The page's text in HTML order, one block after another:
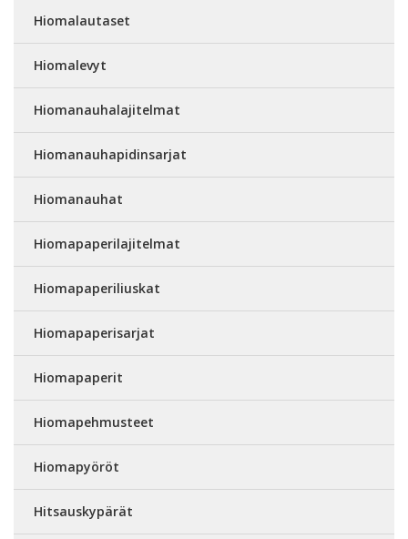
Hiomalautaset
Hiomalevyt
Hiomanauhalajitelmat
Hiomanauhapidinsarjat
Hiomanauhat
Hiomapaperilajitelmat
Hiomapaperiliuskat
Hiomapaperisarjat
Hiomapaperit
Hiomapehmusteet
Hiomapyöröt
Hitsauskypärät